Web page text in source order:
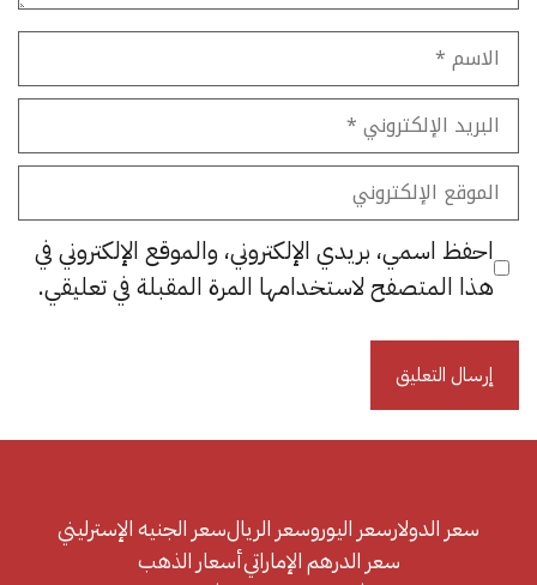
الاسم
البريد
الإلكتروني
الموقع
الإلكتروني
احفظ اسمي، بريدي الإلكتروني، والموقع الإلكتروني في
هذا المتصفح لاستخدامها المرة المقبلة في تعليقي.
سعر الدولارسعر اليوروسعر الريالسعر الجنيه الإسترليني
سعر الدرهم الإماراتيأسعار الذهب